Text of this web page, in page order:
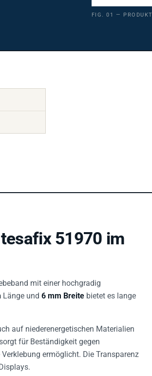
51970 im
mit einer hochgradig
Länge und 6 mm Breite bietet es lange
auf niederenergetischen Materialien
sorgt für Beständigkeit gegen
Verklebung ermöglicht. Die Transparenz